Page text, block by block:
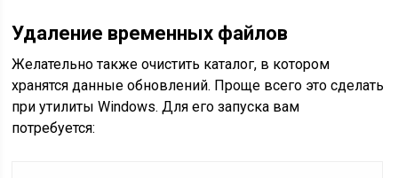
Удаление временных файлов
Желательно также очистить каталог, в котором
хранятся данные обновлений. Проще всего это сделать
при утилиты Windows. Для его запуска вам
потребуется: